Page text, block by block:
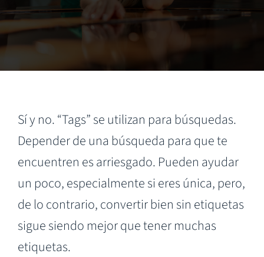
Sí y no. “Tags” se utilizan para búsquedas.
Depender de una búsqueda para que te
encuentren es arriesgado. Pueden ayudar
un poco, especialmente si eres única, pero,
de lo contrario, convertir bien sin etiquetas
sigue siendo mejor que tener muchas
etiquetas.